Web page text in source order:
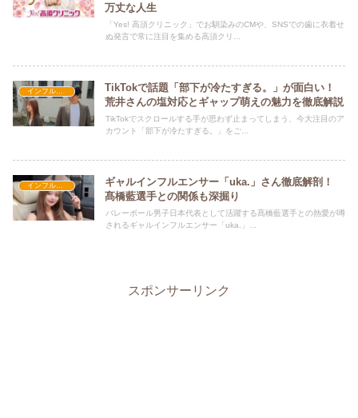
万丈な人生
「Yes! 高須クリニック」でお馴染みのCMや、SNSでの歯に衣着せ
ぬ発言で常に注目を集める高須クリ...
TikTokで話題「部下が冷たすぎる。」が面白い！
荒井さんの塩対応とギャップ萌えの魅力を徹底解説
TikTokでスクロールする手が思わず止まってしまう、今大注目のア
カウント「部下が冷たすぎる。」をご...
ギャルインフルエンサー「uka.」さん徹底解剖！
髙橋藍選手との関係も深掘り
バレーボール男子日本代表として活躍する髙橋藍選手との熱愛が噂
されるギャルインフルエンサー「uka.」...
スポンサーリンク